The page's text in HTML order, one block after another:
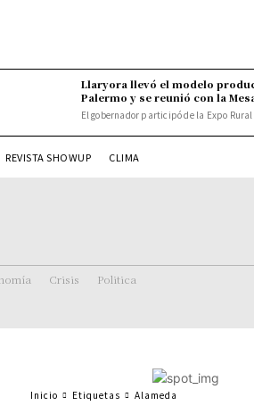
Llaryora llevó el modelo
Palermo y se reunió con la
El gobernador participó de la Expo
REVISTA SHOWUP CLIMA
Crisis Politica
Inicio Etiquetas Alameda